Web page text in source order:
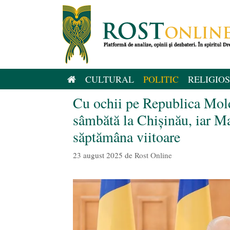
CULTURAL POLITIC RELIGIOS
Cu ochii pe Republica
sâmbătă la Chișinău, iar
săptămâna viitoare
23 august 2025 de Rost Online